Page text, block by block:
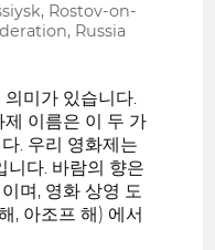
Rostov-on-
Russia
미가 있습니다.
이름은 이 두 가
. 우리 영화제는
니다. 바람의 향은
며, 영화 상영 도
, 아조프 해) 에서